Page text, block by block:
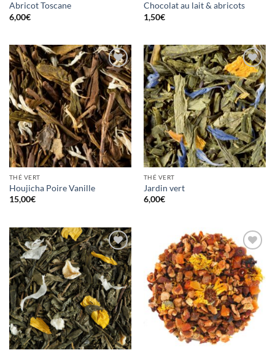
Abricot Toscane
6,00€
Chocolat au lait & abricots
1,50€
Ajouter
à la
wishlist
THÉ VERT
Houjicha Poire Vanille
15,00€
Ajouter
à la
wishlist
THÉ VERT
Jardin vert
6,00€
Ajouter
à la
wishlist
Ajouter
à la
wishlist